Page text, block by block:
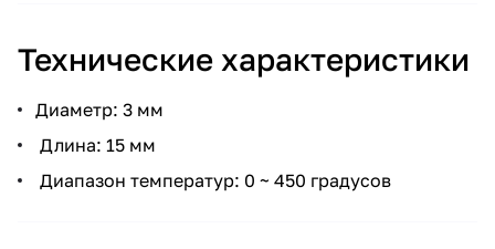
Технические характеристики
Диаметр: 3 мм
Длина: 15 мм
Диапазон температур: 0 ~ 450 градусов